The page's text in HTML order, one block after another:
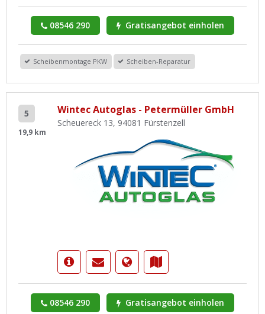
08546 290 Gratisangebot einholen
Scheibenmontage PKW Scheiben-Reparatur
5
19,9 km
Wintec Autoglas - Petermüller GmbH
Scheuereck 13, 94081 Fürstenzell
08546 290 Gratisangebot einholen